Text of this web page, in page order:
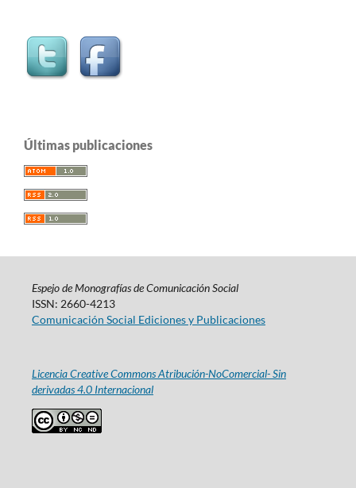
Últimas publicaciones
Espejo de Monografías de Comunicación Social
ISSN: 2660-4213
Comunicación Social Ediciones y Publicaciones
Licencia Creative Commons Atribución-NoComercial- Sin
derivadas 4.0 Internacional